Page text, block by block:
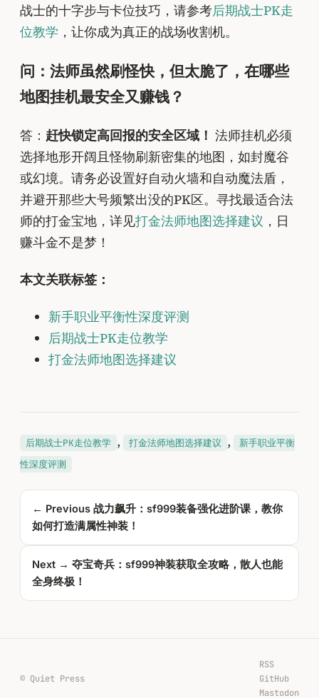
战士的十字步与卡位技巧，请参考后期战士PK走
位教学 ，让你成为真正的战场收割机。
问：法师虽然刷怪快，但太脆了，在哪些
地图挂机最安全又赚钱？
答： 赶快锁定高回报的安全区域！ 法师挂机必须
选择地形开阔且怪物刷新密集的地图，如封魔谷
或幻境。请务必设置好自动火墙和自动魔法盾，
并避开那些大号频繁出没的PK区。寻找最适合法
师的打金宝地，详见打金法师地图选择建议 ，日
赚斗金不是梦！
本文关联标签：
新手职业平衡性深度评测
后期战士PK走位教学
打金法师地图选择建议
后期战士PK走位教学 , 打金法师地图选择建议 ,
新手职业平衡
性深度评测
← Previous 战力飙升：sf999装备强化进阶课，教你
如何打造满属性神装！
Next → 夺宝奇兵：sf999神装获取全攻略，散人也能
全身终极！
© Quiet Press
RSS
GitHub
Mastodon